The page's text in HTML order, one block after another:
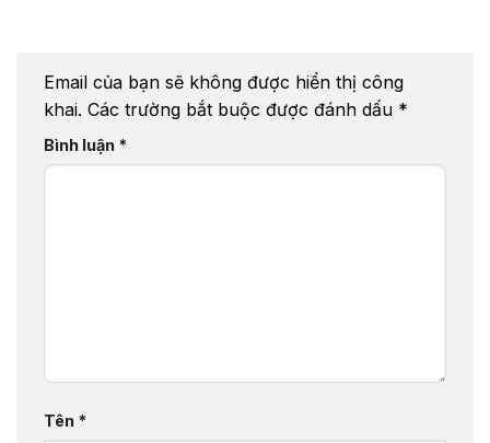
Email của bạn sẽ không được hiển thị công
khai. Các trường bắt buộc được đánh dấu *
Bình luận *
Tên *